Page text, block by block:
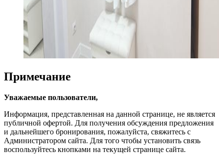
Примечание
Уважаемые пользователи,
Информация, представленная на данной странице, не является
публичной офертой. Для получения обсуждения предложения
и дальнейшего бронирования, пожалуйста, свяжитесь с
Администратором сайта. Для того чтобы установить связь
воспользуйтесь кнопками на текущей странице сайта.